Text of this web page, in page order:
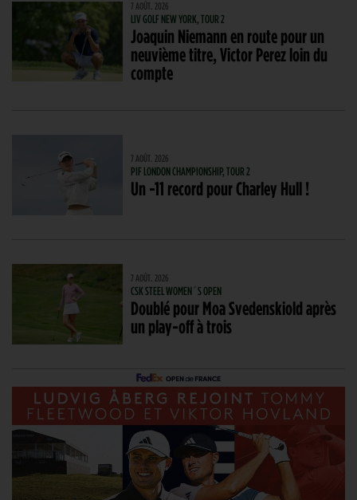
7 AOÛT. 2026
LIV GOLF NEW YORK, TOUR 2
Joaquin Niemann en route pour un
neuvième titre, Victor Perez loin du
compte
7 AOÛT. 2026
PIF LONDON CHAMPIONSHIP, TOUR 2
Un -11 record pour Charley Hull !
7 AOÛT. 2026
CSK STEEL WOMEN´S OPEN
Doublé pour Moa Svedenskiold après
un play-off à trois